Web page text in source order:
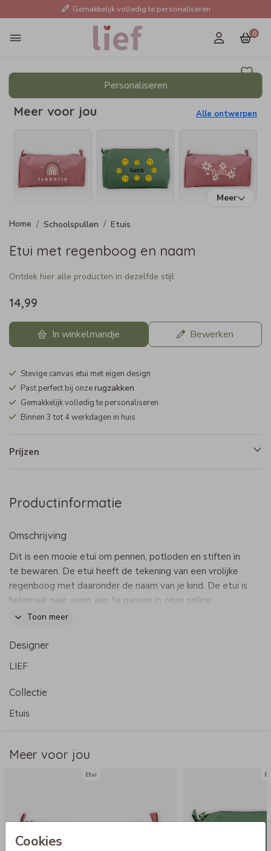
Gemakkelijk volledig te personaliseren
0
Cookies
Personaliseren
Meer voor jou Alle ontwerpen
Meer
Schoolspullen Etuis
Etui met regenboog en naam
Ontdek hier alle producten in dezelfde stijl
14,99
In winkelmandje Bewerken
Stevige canvas etui met eigen design
Past perfect bij onzerugzakken
Gemakkelijk volledig te personaliseren
Binnen 3 tot 4 werkdagen in huis
Prijzen
Productinformatie
Omschrijving
Dit is een mooie etui om pennen, potloden en stiften in
te bewaren. De etui heeft de tekening van een vrolijke
regenboog met daaronder de naam van je kind. De etui is
helemaal naar wens aan te passen in onze online
opmaaktool.
- Merk: Bulbby
- Afmeting: 20 x 12 x 6 cm
- Niet geschikt voor de wasmachine
Toon meer
Designer
LIEF
Collectie
Etuis
Meer voor jou
Etui